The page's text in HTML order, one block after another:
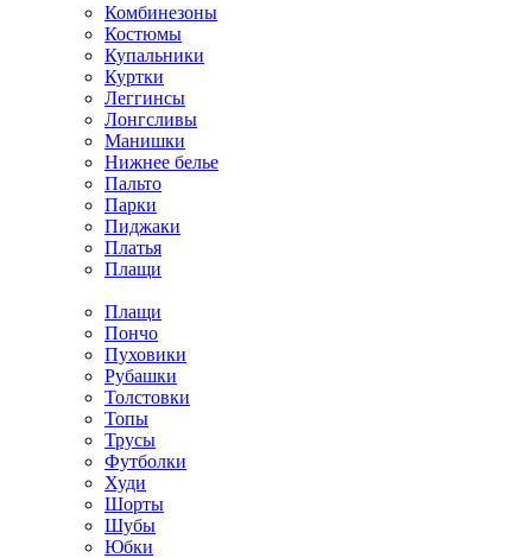
Комбинезоны
Костюмы
Купальники
Куртки
Леггинсы
Лонгсливы
Манишки
Нижнее белье
Пальто
Парки
Пиджаки
Платья
Плащи
Плащи
Пончо
Пуховики
Рубашки
Толстовки
Топы
Трусы
Футболки
Худи
Шорты
Шубы
Юбки